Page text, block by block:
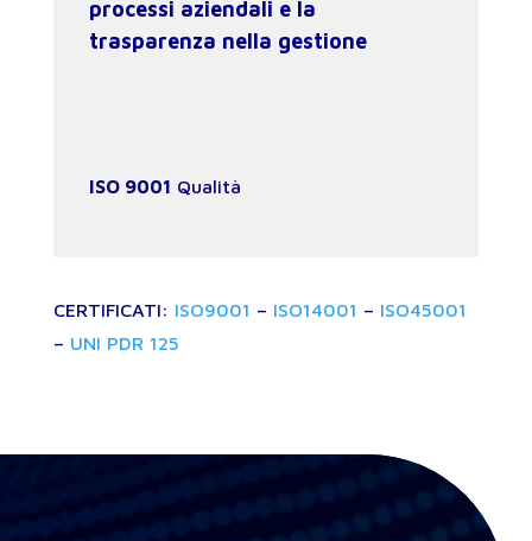
processi aziendali e la
trasparenza nella gestione
ISO 9001 Qualità
CERTIFICATI: ISO9001 – ISO14001 – ISO45001
– UNI PDR 125